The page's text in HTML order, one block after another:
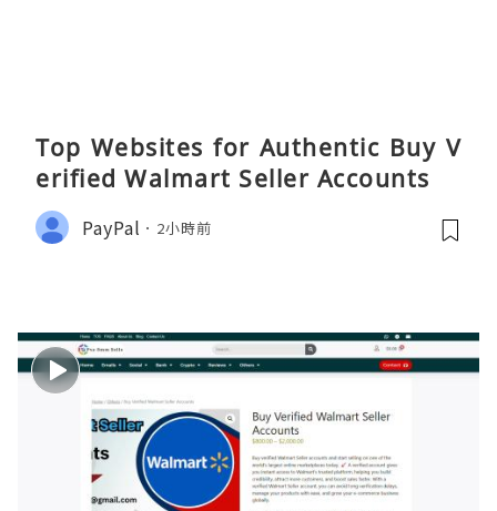
Top Websites for Authentic Buy V
erified Walmart Seller Accounts
PayPal 2小時前